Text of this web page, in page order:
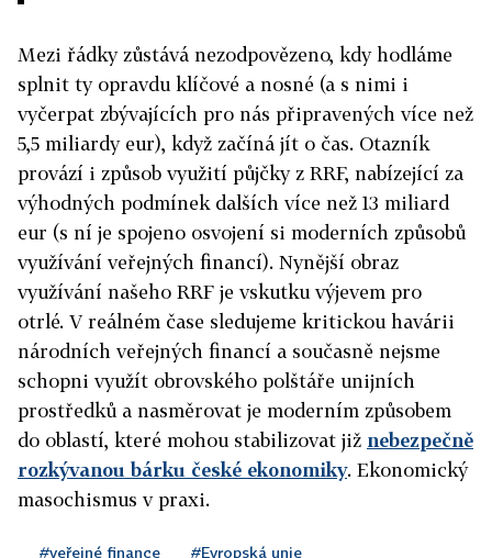
Mezi řádky zůstává nezodpovězeno, kdy hodláme
splnit ty opravdu klíčové a nosné (a s nimi i
vyčerpat zbývajících pro nás připravených více než
5,5 miliardy eur), když začíná jít o čas. Otazník
provází i způsob využití půjčky z RRF, nabízející za
výhodných podmínek dalších více než 13 miliard
eur (s ní je spojeno osvojení si moderních způsobů
využívání veřejných financí). Nynější obraz
využívání našeho RRF je vskutku výjevem pro
otrlé. V reálném čase sledujeme kritickou havárii
národních veřejných financí a současně nejsme
schopni využít obrovského polštáře unijních
prostředků a nasměrovat je moderním způsobem
do oblastí, které mohou stabilizovat již nebezpečně
rozkývanou bárku české ekonomiky. Ekonomický
masochismus v praxi.
#veřejné finance #Evropská unie